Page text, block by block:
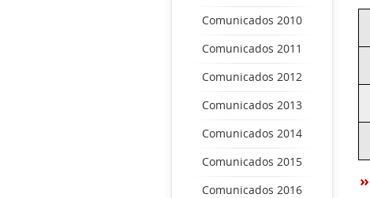
Comunicados 2010
Comunicados 2011
Comunicados 2012
Comunicados 2013
Comunicados 2014
Comunicados 2015
Comunicados 2016